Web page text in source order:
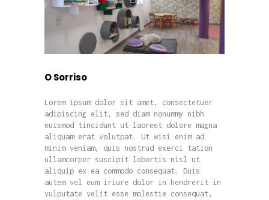
O Sorriso
Lorem ipsum dolor sit amet, consectetuer
adipiscing elit, sed diam nonummy nibh
euismod tincidunt ut laoreet dolore magna
aliquam erat volutpat. Ut wisi enim ad
minim veniam, quis nostrud exerci tation
ullamcorper suscipit lobortis nisl ut
aliquip ex ea commodo consequat. Duis
autem vel eum iriure dolor in hendrerit in
vulputate velit esse molestie consequat,